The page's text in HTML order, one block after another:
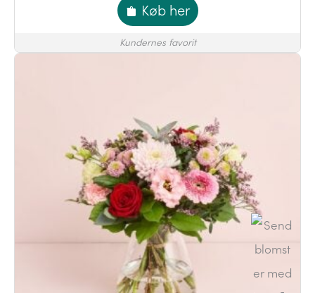
Køb her
Kundernes favorit